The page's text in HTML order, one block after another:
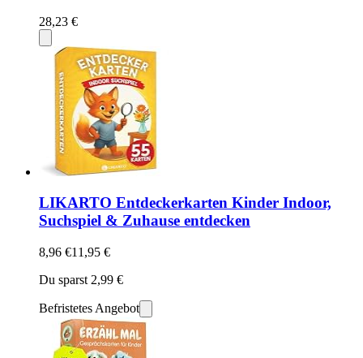
28,23 €
LIKARTO Entdeckerkarten Kinder Indoor,
Suchspiel & Zuhause entdecken
8,96 €11,95 €
Du sparst 2,99 €
Befristetes Angebot